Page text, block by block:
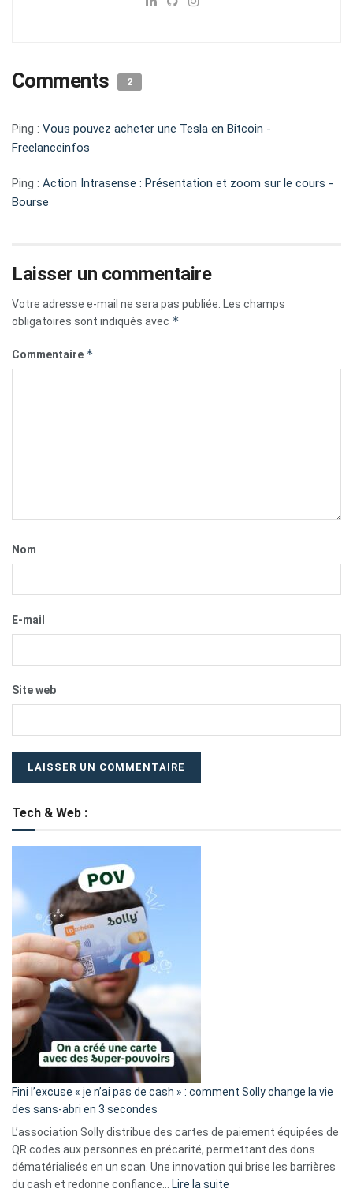
Comments 2
Ping : Vous pouvez acheter une Tesla en Bitcoin -
Freelanceinfos
Ping : Action Intrasense : Présentation et zoom sur le cours -
Bourse
Laisser un commentaire
Votre adresse e-mail ne sera pas publiée. Les champs
obligatoires sont indiqués avec *
Commentaire *
Nom
E-mail
Site web
Tech & Web :
Fini l’excuse « je n’ai pas de cash » : comment Solly change la vie
des sans-abri en 3 secondes
L’association Solly distribue des cartes de paiement équipées de
QR codes aux personnes en précarité, permettant des dons
dématérialisés en un scan. Une innovation qui brise les barrières
du cash et redonne confiance… Lire la suite